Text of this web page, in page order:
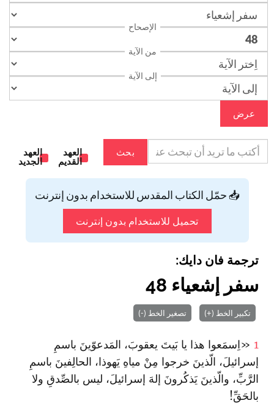
الإصحاح
من الآية
إلى الآية
عرض
بحث
العهد
القديم
العهد
الجديد
📥 حمّل الكتاب المقدس للاستخدام بدون إنترنت
تحميل للاستخدام بدون إنترنت
ترجمة فان دايك:
سفر إشعياء 48
تكبير الخط (+) تصغير الخط (-)
1 «اِسمَعوا هذا يا بَيتَ يعقوبَ، المَدعوّينَ باسمِ
إسرائيلَ، الّذينَ خرجوا مِنْ مياهِ يَهوذا، الحالِفينَ باسمِ
الرَّبِّ، والّذينَ يَذكُرونَ إلهَ إسرائيلَ، ليس بالصِّدقِ ولا
بالحَقِّ!